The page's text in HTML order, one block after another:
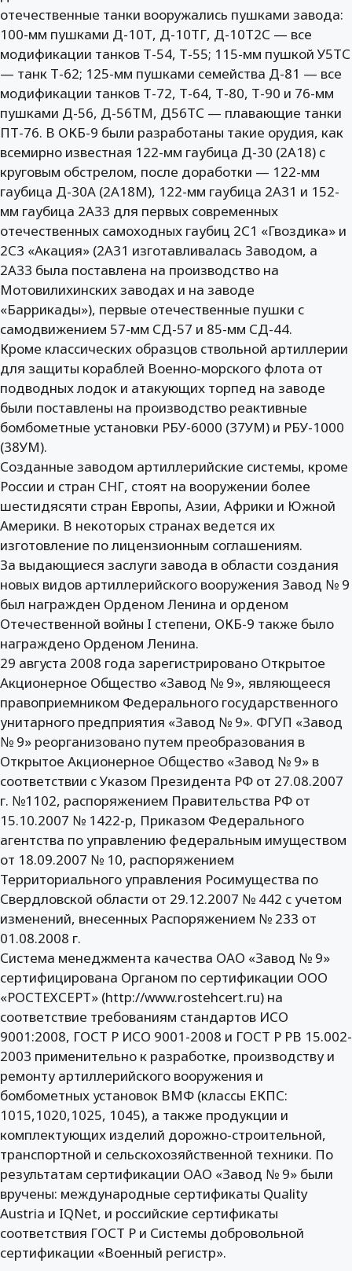
отечественные танки вооружались пушками завода:
100-мм пушками Д-10Т, Д-10ТГ, Д-10Т2С — все
модификации танков Т-54, Т-55; 115-мм пушкой У5ТС
— танк Т-62; 125-мм пушками семейства Д-81 — все
модификации танков Т-72, Т-64, Т-80, Т-90 и 76-мм
пушками Д-56, Д-56ТМ, Д56ТС — плавающие танки
ПТ-76. В ОКБ-9 были разработаны такие орудия, как
всемирно известная 122-мм гаубица Д-30 (2А18) с
круговым обстрелом, после доработки — 122-мм
гаубица Д-30А (2А18М), 122-мм гаубица 2А31 и 152-
мм гаубица 2А33 для первых современных
отечественных самоходных гаубиц 2С1 «Гвоздика» и
2С3 «Акация» (2А31 изготавливалась Заводом, а
2А33 была поставлена на производство на
Мотовилихинских заводах и на заводе
«Баррикады»), первые отечественные пушки с
самодвижением 57-мм СД-57 и 85-мм СД-44.
Кроме классических образцов ствольной артиллерии
для защиты кораблей Военно-морского флота от
подводных лодок и атакующих торпед на заводе
были поставлены на производство реактивные
бомбометные установки РБУ-6000 (37УМ) и РБУ-1000
(38УМ).
Созданные заводом артиллерийские системы, кроме
России и стран СНГ, стоят на вооружении более
шестидясяти стран Европы, Азии, Африки и Южной
Америки. В некоторых странах ведется их
изготовление по лицензионным соглашениям.
За выдающиеся заслуги завода в области создания
новых видов артиллерийского вооружения Завод № 9
был награжден Орденом Ленина и орденом
Отечественной войны I степени, ОКБ-9 также было
награждено Орденом Ленина.
29 августа 2008 года зарегистрировано Открытое
Акционерное Общество «Завод № 9», являющееся
правоприемником Федерального государственного
унитарного предприятия «Завод № 9». ФГУП «Завод
№ 9» реорганизовано путем преобразования в
Открытое Акционерное Общество «Завод № 9» в
соответствии с Указом Президента РФ от 27.08.2007
г. №1102, распоряжением Правительства РФ от
15.10.2007 № 1422-р, Приказом Федерального
агентства по управлению федеральным имуществом
от 18.09.2007 № 10, распоряжением
Территориального управления Росимущества по
Свердловской области от 29.12.2007 № 442 с учетом
изменений, внесенных Распоряжением № 233 от
01.08.2008 г.
Система менеджмента качества ОАО «Завод № 9»
сертифицирована Органом по сертификации ООО
«РОСТЕХСЕРТ» (http://www.rostehcert.ru) на
соответствие требованиям стандартов ИСО
9001:2008, ГОСТ Р ИСО 9001-2008 и ГОСТ Р РВ 15.002-
2003 применительно к разработке, производству и
ремонту артиллерийского вооружения и
бомбометных установок ВМФ (классы ЕКПС:
1015,1020,1025, 1045), а также продукции и
комплектующих изделий дорожно-строительной,
транспортной и сельскохозяйственной техники. По
результатам сертификации ОАО «Завод № 9» были
вручены: международные сертификаты Quality
Austria и IQNet, и российские сертификаты
соответствия ГОСТ Р и Системы добровольной
сертификации «Военный регистр».